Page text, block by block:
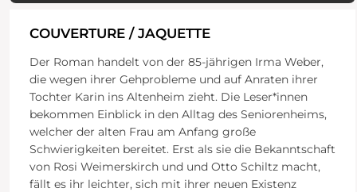
COUVERTURE / JAQUETTE
Der Roman handelt von der 85-jährigen Irma Weber,
die wegen ihrer Gehprobleme und auf Anraten ihrer
Tochter Karin ins Altenheim zieht. Die Leser*innen
bekommen Einblick in den Alltag des Seniorenheims,
welcher der alten Frau am Anfang große
Schwierigkeiten bereitet. Erst als sie die Bekanntschaft
von Rosi Weimerskirch und und Otto Schiltz macht,
fällt es ihr leichter, sich mit ihrer neuen Existenz